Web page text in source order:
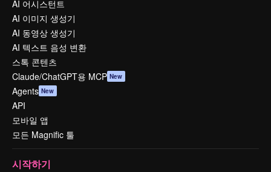
AI 어시스턴트
AI 이미지 생성기
AI 동영상 생성기
AI 텍스트 음성 변환
스톡 콘텐츠
Claude/ChatGPT용 MCP New
Agents New
API
모바일 앱
모든 Magnific 툴
시작하기